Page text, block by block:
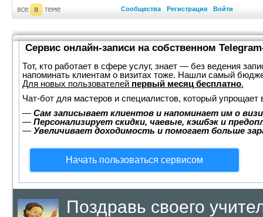
Сообщества Регистрация Войти
Сервис онлайн-записи на собственном
Тот, кто работает в сфере услуг, знает — без ведения
напоминать клиентам о визитах тоже. Нашли самый
Для новых пользователей первый месяц бесплатно.
Чат-бот для мастеров и специалистов, который упрощает
— Сам записывает клиентов и напоминает им о
— Персонализирует скидки, чаевые, кэшбэк и
— Увеличивает доходимость и помогает больше
Начать пользоваться сервисом
Поздравь своего